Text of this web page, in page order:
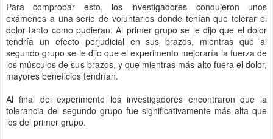
Para comprobar esto, los investigadores condujeron unos
exámenes a una serie de voluntarios donde tenían que tolerar el
dolor tanto como pudieran. Al primer grupo se le dijo que el dolor
tendría un efecto perjudicial en sus brazos, mientras que al
segundo grupo se le dijo que el experimento mejoraría la fuerza de
los músculos de sus brazos, y que mientras más alto fuera el dolor,
mayores beneficios tendrían.
Al final del experimento los investigadores encontraron que la
tolerancia del segundo grupo fue significativamente más alta que
los del primer grupo.